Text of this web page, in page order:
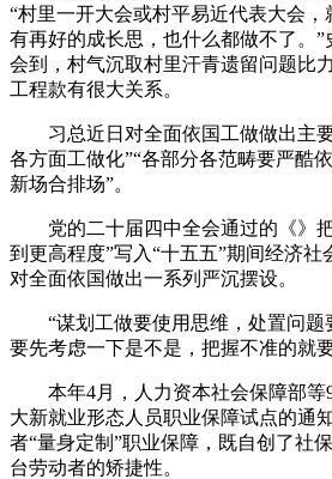
“村里一开大会或村平易近代表大会
有再好的成长思，也什么都做不了。
会到，村气沉取村里汗青遗留问题比
工程款有很大关系。
习总近日对全面依国工做做出主要
各方面工做化”“各部分各范畴要严酷
新场合排场”。
党的二十届四中全会通过的《》把
到更高程度”写入“十五五”期间经济
对全面依国做出一系列严沉摆设。
“谋划工做要使用思维，处置问题
要先考虑一下是不是，把握不准的就
本年4月，人力资本社会保障部等
大新就业形态人员职业保障试点的通
者“量身定制”职业保障，既自创了社
台劳动者的矫捷性。